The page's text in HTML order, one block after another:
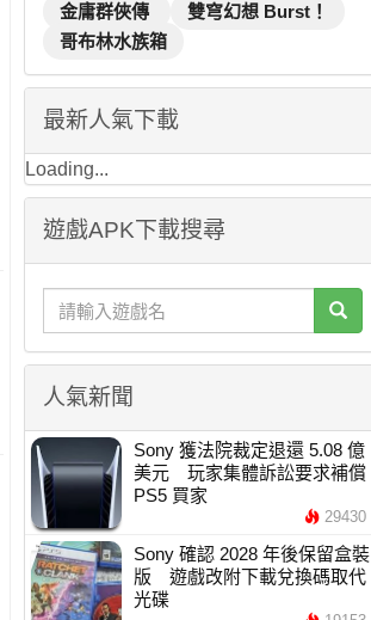
金庸群俠傳
雙穹幻想 Burst！
哥布林水族箱
最新人氣下載
Loading...
遊戲APK下載搜尋
人氣新聞
Sony 獲法院裁定退還 5.08 億
美元 玩家集體訴訟要求補償
PS5 買家
29430
Sony 確認 2028 年後保留盒裝
版 遊戲改附下載兌換碼取代
光碟